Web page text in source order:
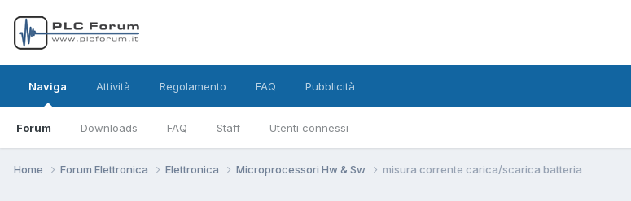
Naviga
Forum Downloads FAQ Staff Utenti connessi
Attività Regolamento FAQ Pubblicità
Home Forum Elettronica Elettronica Microprocessori Hw & Sw misura corrente carica/scarica batteria